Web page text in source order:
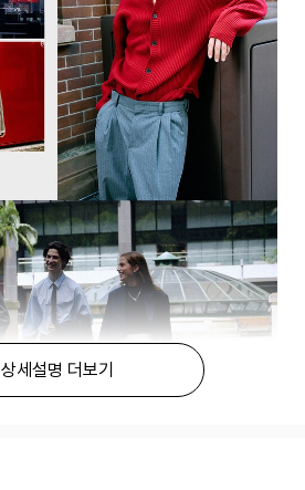
상세설명 더보기